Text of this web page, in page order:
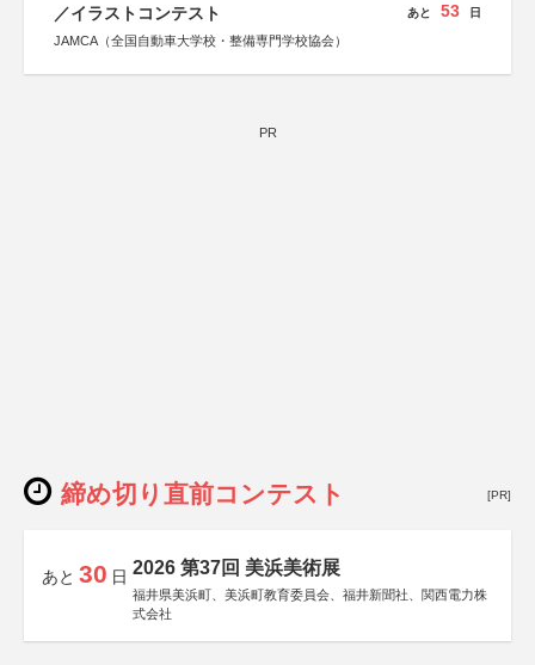
／イラストコンテスト
JAMCA（全国自動車大学校・整備専門学校協会）
あと 53 日
PR
締め切り直前コンテスト [PR]
あと 30 日 2026 第37回 美浜美術展
福井県美浜町、美浜町教育委員会、福井新聞社、関西電力株
式会社